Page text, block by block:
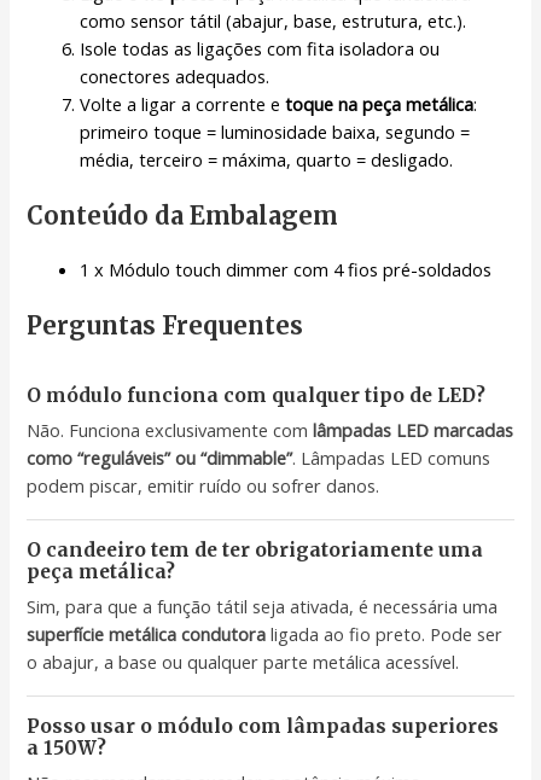
como sensor tátil (abajur, base, estrutura, etc.).
Isole todas as ligações com fita isoladora ou
conectores adequados.
Volte a ligar a corrente etoque na peça metálica:
primeiro toque = luminosidade baixa, segundo =
média, terceiro = máxima, quarto = desligado.
Conteúdo da Embalagem
1 x Módulo touch dimmer com 4 fios pré-soldados
Perguntas Frequentes
O módulo funciona com qualquer tipo de LED?
Não. Funciona exclusivamente comlâmpadas LED marcadas
como “reguláveis” ou “dimmable”. Lâmpadas LED comuns
podem piscar, emitir ruído ou sofrer danos.
O candeeiro tem de ter obrigatoriamente uma
peça metálica?
Sim, para que a função tátil seja ativada, é necessária uma
superfície metálica condutora ligada ao fio preto. Pode ser
o abajur, a base ou qualquer parte metálica acessível.
Posso usar o módulo com lâmpadas superiores
a 150W?